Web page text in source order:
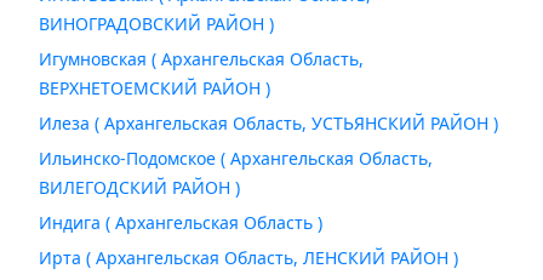
ВИНОГРАДОВСКИЙ РАЙОН )
Игумновская ( Архангельская Область,
ВЕРХНЕТОЕМСКИЙ РАЙОН )
Илеза ( Архангельская Область, УСТЬЯНСКИЙ РАЙОН )
Ильинско-Подомское ( Архангельская Область,
ВИЛЕГОДСКИЙ РАЙОН )
Индига ( Архангельская Область )
Ирта ( Архангельская Область, ЛЕНСКИЙ РАЙОН )